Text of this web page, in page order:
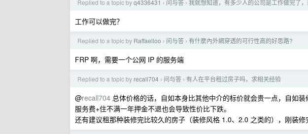
Replied to a topic byq4336431 › 问与答 › 我就想知道，有多少人的公司是工作做完了，
工作可以做完？
Replied to a topic by Raffaelloo › 问与答 › 有什麼內外網穿透的可行性高的好思路?
FRP 啊，需要一个公网 IP 的服务端
Replied to a topic by recall704 › 问与答 › 有人在平台租过房子吗，求相关经验
@recall704 总体价格的话，自如本身比其他中介的标价就会贵一点，自如装
服务费+住不满一年押金不退也会导致性价比下跌。
还有建议租那种装修完比较久的房子（装修风格 1.0、2.0 之类的），刚装修